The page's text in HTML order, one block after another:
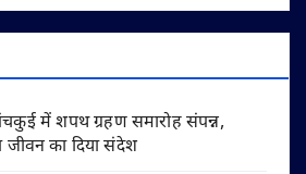
में शपथ ग्रहण समारोह संपन्न,
जीवन का दिया संदेश